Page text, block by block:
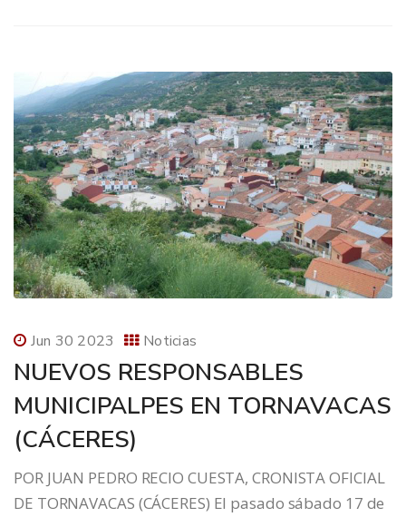
Jun 30 2023 Noticias
NUEVOS RESPONSABLES
MUNICIPALPES EN TORNAVACAS
(CÁCERES)
POR JUAN PEDRO RECIO CUESTA, CRONISTA OFICIAL
DE TORNAVACAS (CÁCERES) El pasado sábado 17 de